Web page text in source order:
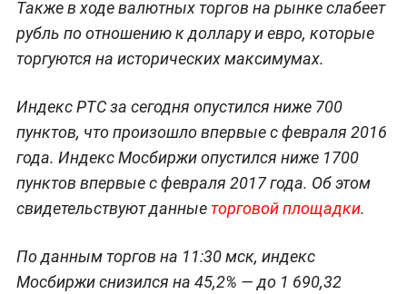
Также в ходе валютных торгов на рынке слабеет
рубль по отношению к доллару и евро, которые
торгуются на исторических максимумах.
Индекс РТС за сегодня опустился ниже 700
пунктов, что произошло впервые с февраля 2016
года. Индекс Мосбиржи опустился ниже 1700
пунктов впервые с февраля 2017 года. Об этом
свидетельствуют данные торговой площадки.
По данным торгов на 11:30 мск, индекс
Мосбиржи снизился на 45,2% — до 1 690,32